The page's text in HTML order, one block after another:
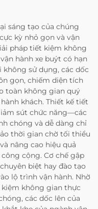
sáng tạo của chúng
kỳ nhỏ gọn và vận
pháp tiết kiệm không
hành xe buýt có hạn
không sử dụng, các dốc
gọn, chiếm diện tích
toàn không gian quý
khách. Thiết kế tiết
sút chức năng—các
chóng và dễ dàng chỉ
thời gian chờ tối thiểu
nâng cao hiệu quả
cộng. Cơ chế gập
biệt hay đào tạo
lộ trình vận hành. Nhờ
không gian thực
các dốc lên của